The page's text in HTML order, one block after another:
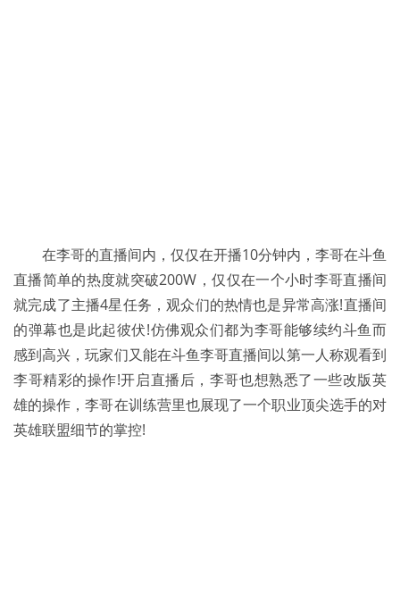
在李哥的直播间内，仅仅在开播10分钟内，李哥在斗鱼
直播简单的热度就突破200W，仅仅在一个小时李哥直播间
就完成了主播4星任务，观众们的热情也是异常高涨!直播间
的弹幕也是此起彼伏!仿佛观众们都为李哥能够续约斗鱼而
感到高兴，玩家们又能在斗鱼李哥直播间以第一人称观看到
李哥精彩的操作!开启直播后，李哥也想熟悉了一些改版英
雄的操作，李哥在训练营里也展现了一个职业顶尖选手的对
英雄联盟细节的掌控!